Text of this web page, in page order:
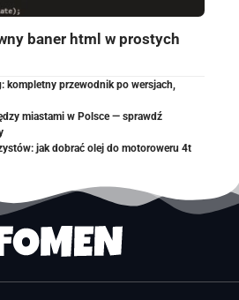
baner html w prostych
kompletny przewodnik po wersjach,
miastami w Polsce — sprawdź
jak dobrać olej do motoroweru 4t